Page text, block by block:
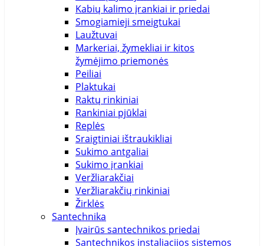
Kabių kalimo įrankiai ir priedai
Smogiamieji smeigtukai
Laužtuvai
Markeriai, žymekliai ir kitos
žymėjimo priemonės
Peiliai
Plaktukai
Raktų rinkiniai
Rankiniai pjūklai
Replės
Sraigtiniai ištraukikliai
Sukimo antgaliai
Sukimo įrankiai
Veržliarakčiai
Veržliarakčių rinkiniai
Žirklės
Santechnika
Įvairūs santechnikos priedai
Santechnikos instaliacijos sistemos